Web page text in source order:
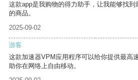
这款app是我购物的得力助手，让我能够找
的商品。
2025-09-02
游客
这款加速器VPM应用程序可以给你提供最高
助你在网络上自由移动。